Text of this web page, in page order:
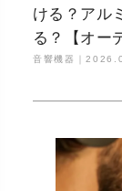
ける？アル
る？【オー
音響機器｜